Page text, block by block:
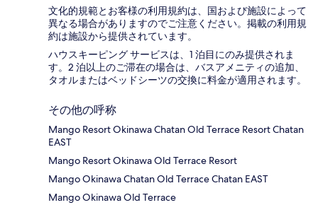
文化的規範とお客様の利用規約は、国および施設によって
異なる場合がありますのでご注意ください。掲載の利用規
約は施設から提供されています。
ハウスキーピング サービスは、1 泊目にのみ提供されま
す。2 泊以上のご滞在の場合は、バスアメニティの追加、
タオルまたはベッドシーツの交換に料金が適用されます。
その他の呼称
Mango Resort Okinawa Chatan Old Terrace Resort Chatan
EAST
Mango Resort Okinawa Old Terrace Resort
Mango Okinawa Chatan Old Terrace Chatan EAST
Mango Okinawa Old Terrace